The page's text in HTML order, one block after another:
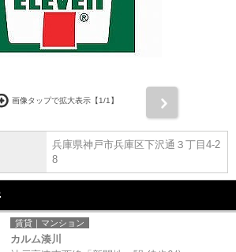
画像タップで拡大表示【1/1】
兵庫県神戸市兵庫区下沢通３丁目4-2
8
賃貸｜マンション
カルム湊川